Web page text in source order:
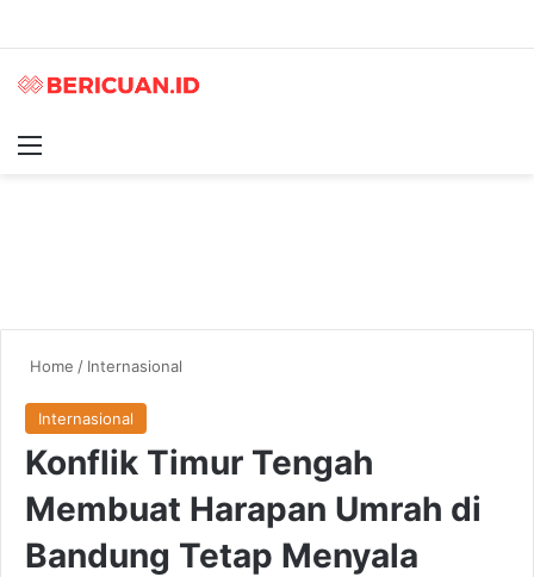
Home / Internasional
Internasional
Konflik Timur Tengah
Membuat Harapan Umrah di
Bandung Tetap Menyala